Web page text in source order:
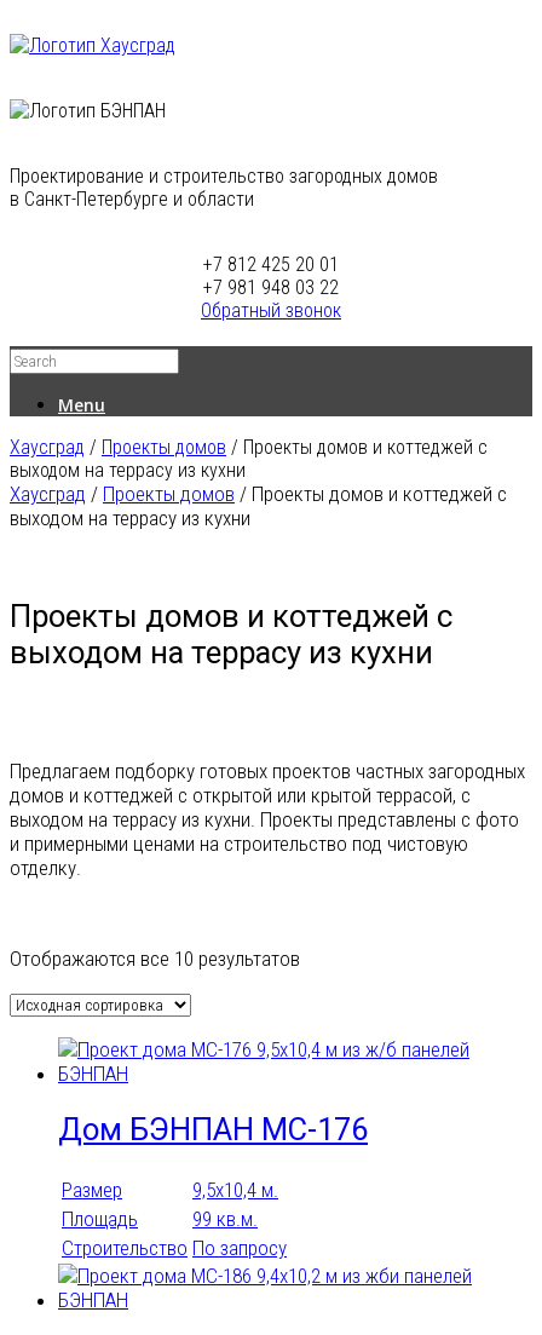
Проектирование и строительство загородных домов
в Санкт-Петербурге и области
+7 812 425 20 01
+7 981 948 03 22
Обратный звонок
Menu
Хаусград / Проекты домов / Проекты домов и коттеджей с
выходом на террасу из кухни
Хаусград / Проекты домов / Проекты домов и коттеджей с
выходом на террасу из кухни
Проекты домов и коттеджей с
выходом на террасу из кухни
Предлагаем подборку готовых проектов частных загородных
домов и коттеджей с открытой или крытой террасой, с
выходом на террасу из кухни. Проекты представлены с фото
и примерными ценами на строительство под чистовую
отделку.
Баня
Отображаются все 10 результатов
Дом БЭНПАН МС-176
Размер
9,5х10,4 м.
Площадь
99 кв.м.
Строительство По запросу